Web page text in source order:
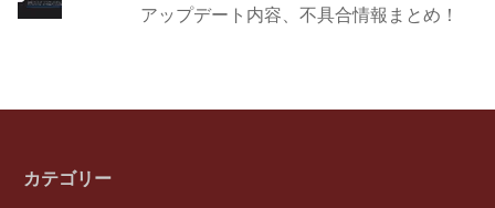
アップデート内容、不具合情報まとめ！
カテゴリー